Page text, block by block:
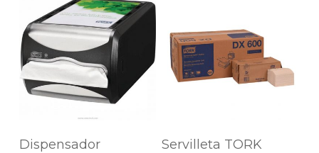
Agregar Al Carrito
Dispensador Agregar Al
producto
Servilleta TORK